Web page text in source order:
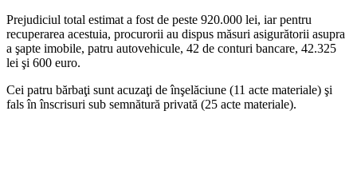
Prejudiciul total estimat a fost de peste 920.000 lei, iar pentru
recuperarea acestuia, procurorii au dispus măsuri asigurătorii asupra
a şapte imobile, patru autovehicule, 42 de conturi bancare, 42.325
lei şi 600 euro.
Cei patru bărbaţi sunt acuzaţi de înşelăciune (11 acte materiale) şi
fals în înscrisuri sub semnătură privată (25 acte materiale).